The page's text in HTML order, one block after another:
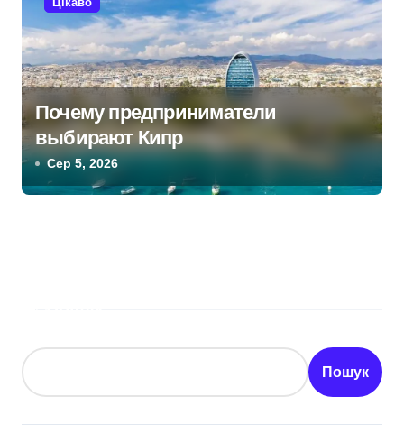
Почему предприниматели
выбирают Кипр
Сер 5, 2026
Пошук